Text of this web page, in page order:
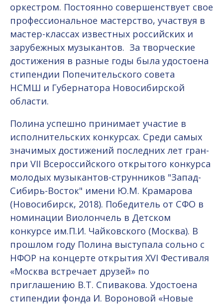
оркестром. Постоянно совершенствует свое
профессиональное мастерство, участвуя в
мастер-классах известных российских и
зарубежных музыкантов. За творческие
достижения в разные годы была удостоена
стипендии Попечительского совета
НСМШ и Губернатора Новосибирской
области.
Полина успешно принимает участие в
исполнительских конкурсах. Среди самых
значимых достижений последних лет гран-
при VII Всероссийского открытого конкурса
молодых музыкантов-струнников "Запад-
Сибирь-Восток" имени Ю.М. Крамарова
(Новосибирск, 2018). Победитель от СФО в
номинации Виолончель в Детском
конкурсе им.П.И. Чайковского (Москва). В
прошлом году Полина выступала сольно с
НФОР на концерте открытия XVI Фестиваля
«Москва встречает друзей» по
приглашению В.Т. Спивакова. Удостоена
стипендии фонда И. Вороновой «Новые